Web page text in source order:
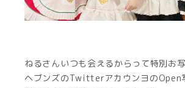
ねるさんいつも会えるからって特別お
ヘブンズのTwitterアカウンヨのOpen